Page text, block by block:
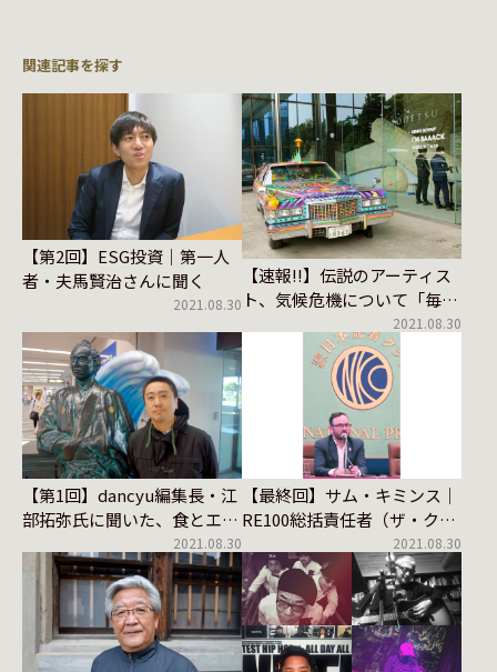
関連記事を探す
【第2回】ESG投資｜第一人
者・夫馬賢治さんに聞く
2021.08.30
【速報!!】伝説のアーティス
ト、気候危機について「毎日
2021.08.30
【第1回】dancyu編集長・江
部拓弥氏に聞いた、食とエネ
2021.08.30
【最終回】サム・キミンス｜
RE100総括責任者（ザ・クラ
イメート・グループ）2021.08.30